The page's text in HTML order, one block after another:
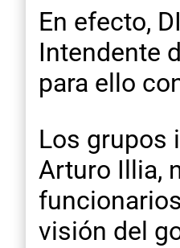
En efecto,
Intendente
para ello
Los grupos
Arturo Illia,
visión del